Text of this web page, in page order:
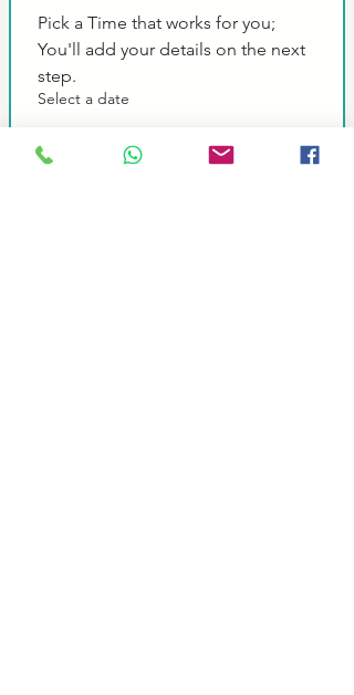
Pick a Time that works for you;
You'll add your details on the next
step.
Select a date